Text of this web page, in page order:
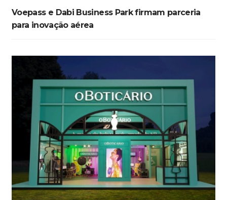
Voepass e Dabi Business Park firmam parceria
para inovação aérea